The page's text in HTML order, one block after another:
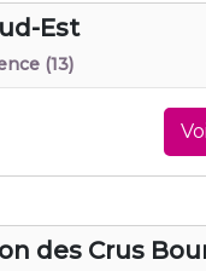
Est
(13)
des Crus